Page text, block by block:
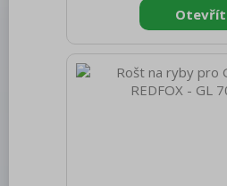
Stolní zařízení
Příprava masa a
Pizza program